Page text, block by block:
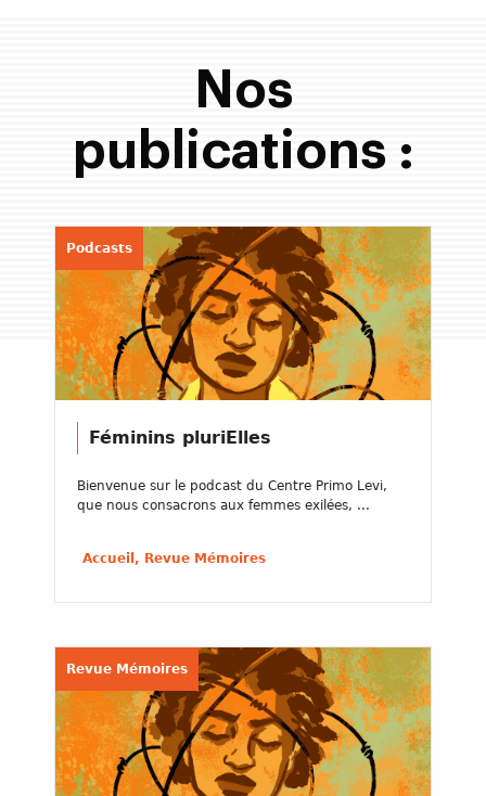
Nos
publications :
Podcasts
Féminins pluriElles
Bienvenue sur le podcast du Centre Primo Levi,
que nous consacrons aux femmes exilées, ...
Accueil, Revue Mémoires
Revue Mémoires